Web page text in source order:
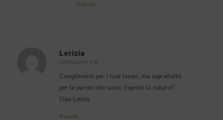
Rispondi
Letizia
dice:
25/09/2025 in 17:35
Complimenti per i tuoi lavori, ma soprattutto
per le parole che scrivi. Esprimi la natura!!!
Ciao Letizia
Rispondi